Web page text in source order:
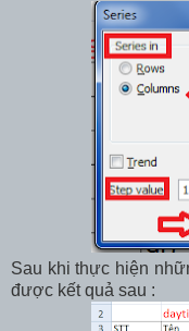
Sau khi thực hiện
được kết quả sau :